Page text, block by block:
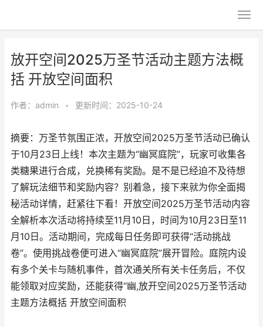
放开空间2025万圣节活动主题方法概
括 开放空间面积
作者： admin • 更新时间：2025-10-24
摘要：万圣节氛围正浓，开放空间2025万圣节活动已确认
于10月23日上线！本次主题为“幽冥庭院”，玩家可收集各
类糖果进行合成，兑换稀有奖励。是不是已经迫不及待想
了解玩法细节和奖励内容？别着急，接下来就为你全面揭
秘活动详情，赶紧往下看！开放空间2025万圣节活动内容
全解析本次活动将持续至11月10日，时间为10月23日至11
月10日。活动期间，完成每日任务即可获得“活动挑战
卷”。使用挑战卷便可进入“幽冥庭院”展开冒险。庭院内设
有多个关卡与随机事件，首次通关所有关卡任务后，不仅
能领取对应奖励，还能获得“幽,放开空间2025万圣节活动
主题方法概括 开放空间面积